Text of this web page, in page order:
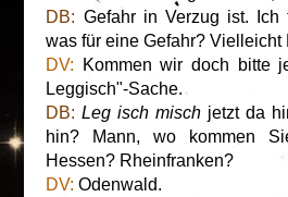
DB: Gefahr in Verzug ist.
was für eine Gefahr? Vielleicht
DV: Kommen wir doch bitte
Leggisch"-Sache.
DB: Leg isch misch jetzt da
hin? Mann, wo kommen
Hessen? Rheinfranken?
DV: Odenwald.